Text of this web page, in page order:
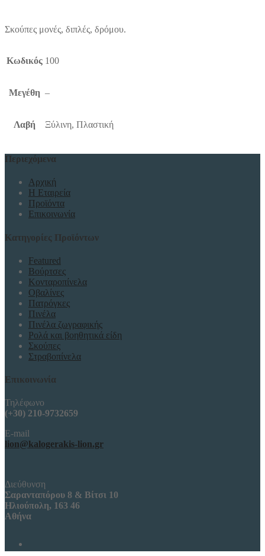
Σκούπες μονές, διπλές, δρόμου.
Κωδικός 100
Μεγέθη –
Λαβή Ξύλινη, Πλαστική
Περιεχόμενα
Αρχική
Η Εταιρεία
Προϊόντα
Επικοινωνία
Κατηγορίες Προϊόντων
Featured
Βούρτσες
Κονταροπίνελα
Οβαλίνες
Πατρόγκες
Πινέλα
Πινέλα ζωγραφικής
Ρολά και βοηθητικά είδη
Σκούπες
Στραβοπίνελα
Επικοινωνία
Τηλέφωνο
(+30) 210-9732659
E-mail
lion@kalogerakis-lion.gr
Διεύθυνση
Σαρανταπόρου 8 & Βίτσι 10
Ηλιούπολη, 163 46
Αθήνα